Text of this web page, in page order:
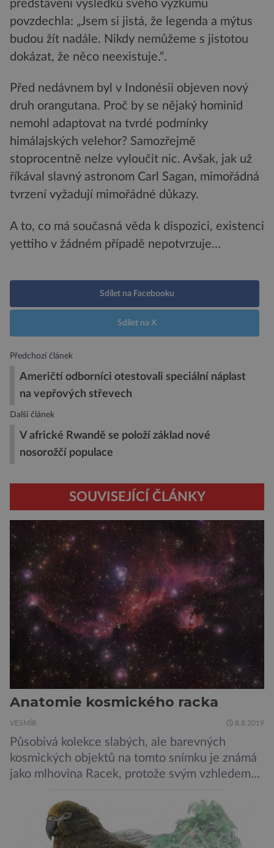
představení výsledků svého výzkumu
povzdechla: „Jsem si jistá, že legenda a mýtus
budou žít nadále. Nikdy nemůžeme s jistotou
dokázat, že něco neexistuje.“.
Před nedávnem byl v Indonésii objeven nový
druh orangutana. Proč by se nějaký hominid
nemohl adaptovat na tvrdé podmínky
himálajských velehor? Samozřejmě
stoprocentně nelze vyloučit nic. Avšak, jak už
říkával slavný astronom Carl Sagan, mimořádná
tvrzení vyžadují mimořádné důkazy.
A to, co má současná věda k dispozici, existenci
yettiho v žádném případě nepotvrzuje…
Sdílet na Facebooku
Sdílet na X
Předchozí článek
Američtí odborníci otestovali speciální náplast
na vepřových střevech
Další článek
V africké Rwandě se položí základ nové
nosorožčí populace
SOUVISEJÍCÍ ČLÁNKY
Anatomie kosmického racka
VESMÍR 8.8.2019
Působivá kolekce slabých, ale barevných
kosmických objektů na tomto snímku je známá
jako mlhovina Racek, protože svým vzhledem
prachu, vodíku, hélia a malého množství těžších
chemických prvků. Celá oblast je místem zrodu
nových hvězd. Mimořádné rozlišení tohoto